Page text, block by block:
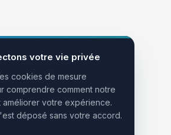
votre vie privée
cookies de mesure
comprendre comment notre
améliorer votre expérience.
déposé sans votre accord.